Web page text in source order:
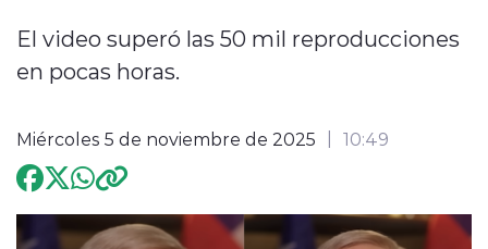
Entrevistas
El video superó las 50 mil reproducciones
en pocas horas.
Miércoles 5 de noviembre de 2025 10:49